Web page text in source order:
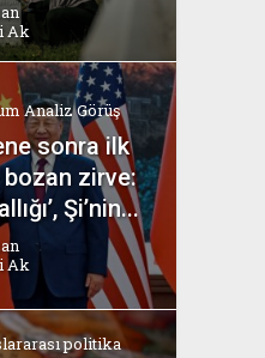
Ak
Analiz Görüş
sonra ilk
zirve:
Şi’nin...
Ak
politika